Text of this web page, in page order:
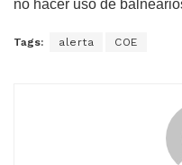
no hacer uso de
Tags: alerta COE